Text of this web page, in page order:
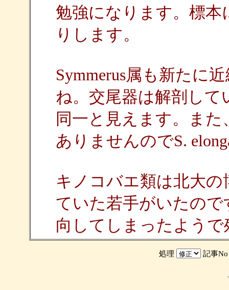
勉強になります。標
りします。
Symmerus属も新たに
ね。交尾器は解剖し
同一と見えます。ま
ありませんのでS.
キノコバエ類は北大の
ていた若手がいたの
向してしまったよう
処理 記事